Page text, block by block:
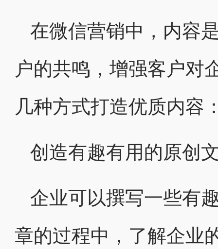
在微信营销中，内容
户的共鸣，增强客户对
几种方式打造优质内容
创造有趣有用的原创
企业可以撰写一些有
章的过程中，了解企业